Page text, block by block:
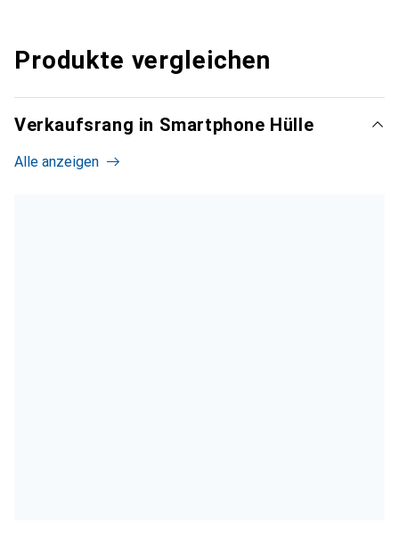
Produkte vergleichen
Verkaufsrang in Smartphone Hülle
Alle anzeigen